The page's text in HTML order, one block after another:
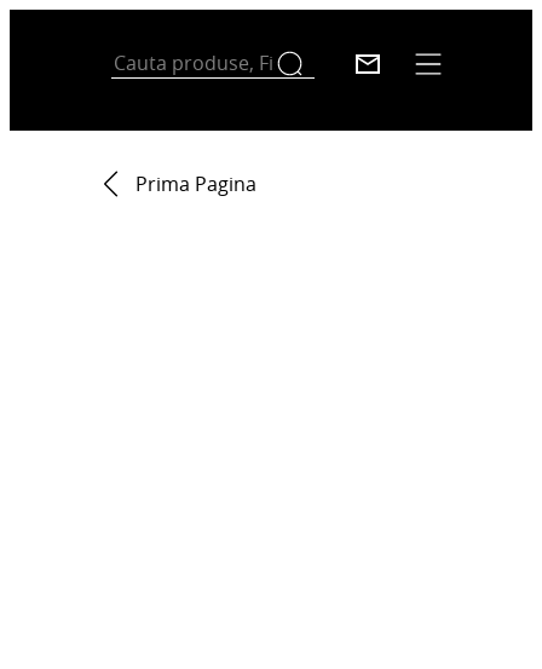
Prima Pagina